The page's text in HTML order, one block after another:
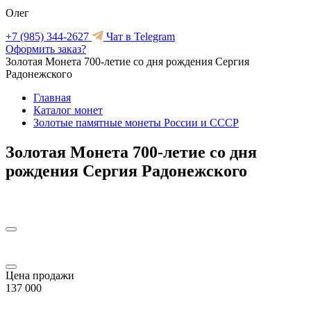
Олег
+7 (985) 344-2627
Чат в Telegram
Оформить заказ?
Золотая Монета 700-летие со дня рождения Сергия
Радонежского
Главная
Каталог монет
Золотые памятные монеты России и СССР
Золотая Монета 700-летие со дня
рождения Сергия Радонежского
Цена продажи
137 000